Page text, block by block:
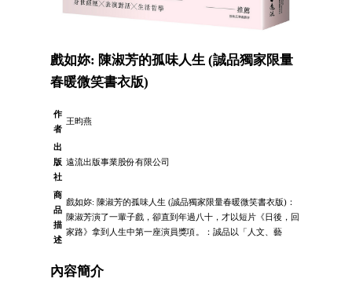
戲如妳: 陳淑芳的孤味人生 (誠品獨家限量
春暖微笑書衣版)
作
者
王昀燕
出
版
社
遠流出版事業股份有限公司
商
品
描
述
戲如妳: 陳淑芳的孤味人生 (誠品獨家限量春暖微笑書衣版)：
陳淑芳演了一輩子戲，卻直到年過八十，才以短片《日後，回
家路》拿到人生中第一座演員獎項。：誠品以「人文、藝
內容簡介